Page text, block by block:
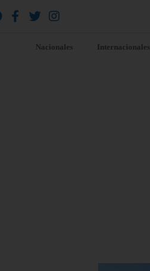
Nacionales Internacionales